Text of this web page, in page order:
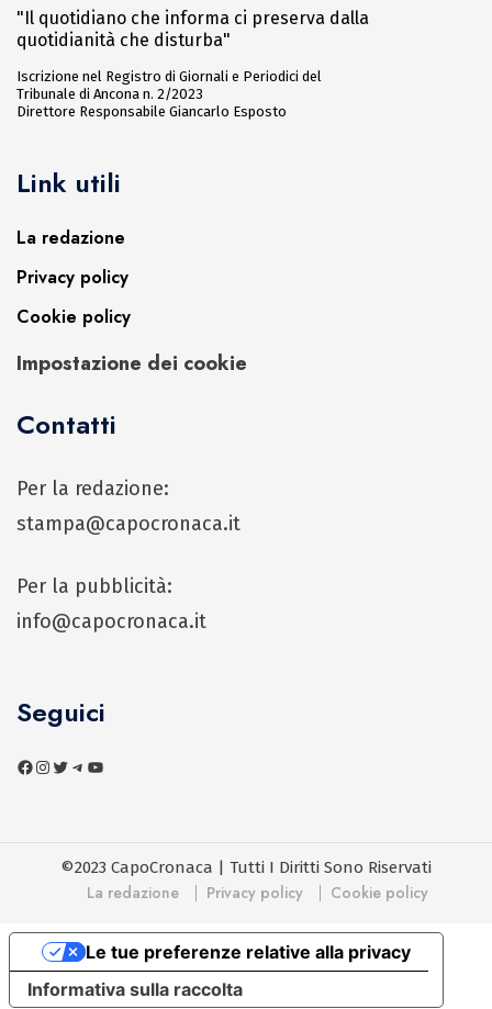
"Il quotidiano che informa ci preserva dalla
quotidianità che disturba"
Iscrizione nel Registro di Giornali e Periodici del
Tribunale di Ancona n. 2/2023
Direttore Responsabile Giancarlo Esposto
Link utili
La redazione
Privacy policy
Cookie policy
Impostazione dei cookie
Contatti
Per la redazione:
stampa@capocronaca.it
Per la pubblicità:
info@capocronaca.it
Seguici
©2023 CapoCronaca | Tutti I Diritti Sono Riservati
La redazione Privacy policy Cookie policy
Informativa sulla raccolta
Le tue preferenze relative alla privacy